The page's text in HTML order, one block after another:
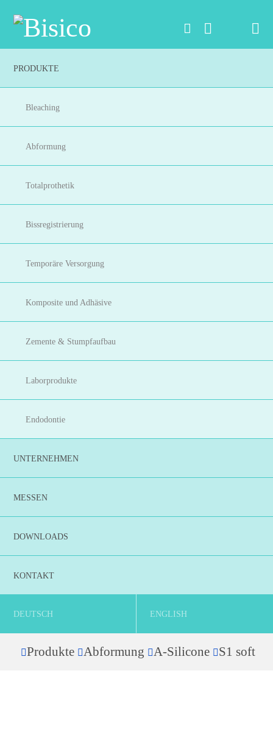
PRODUKTE
Bleaching
Abformung
Totalprothetik
Bissregistrierung
Temporäre Versorgung
Komposite und Adhäsive
Zemente & Stumpfaufbau
Laborprodukte
Endodontie
UNTERNEHMEN
MESSEN
DOWNLOADS
KONTAKT
DEUTSCH ENGLISH
Produkte Abformung A-Silicone S1 soft